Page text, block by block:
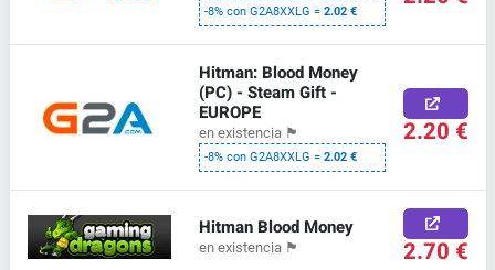
-8% con G2A8XXLG =2.02 €
Hitman: Blood Money
(PC) - Steam Gift -
EUROPE
en existencia 🏴
-8% con G2A8XXLG =2.02 €
2.20 €
Hitman Blood Money
en existencia 🏴 2.70 €